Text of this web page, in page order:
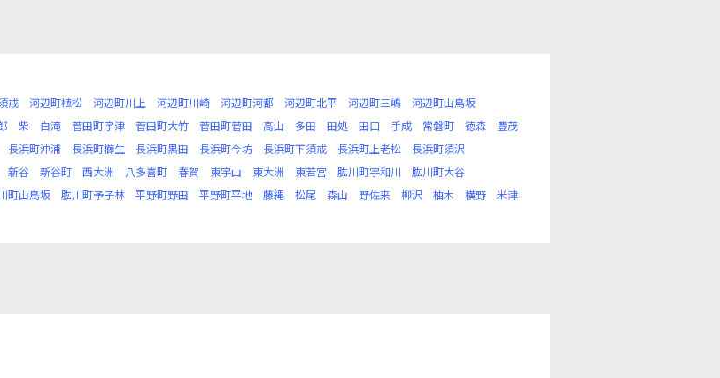
戒 河辺町植松 河辺町川上 河辺町川崎 河辺町河都 河辺町北平 河辺町三嶋
河辺町山鳥坂
柴 白滝 菅田町宇津 菅田町大竹 菅田町菅田 高山 多田 田処 田口 手成 常磐町 徳森
豊茂
長浜町沖浦 長浜町櫛生 長浜町黒田 長浜町今坊 長浜町下須戒 長浜町上老松
長浜町須沢
新谷 新谷町 西大洲 八多喜町 春賀 東宇山 東大洲 東若宮 肱川町宇和川
肱川町大谷
町山鳥坂 肱川町予子林 平野町野田 平野町平地 藤縄 松尾 森山 野佐来 柳沢 柚木 横野
米津